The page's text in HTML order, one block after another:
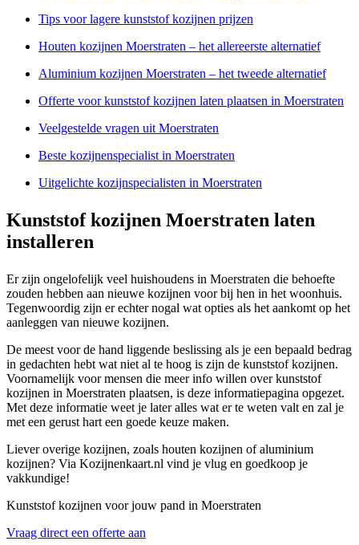
Tips voor lagere kunststof kozijnen prijzen
Houten kozijnen Moerstraten – het allereerste alternatief
Aluminium kozijnen Moerstraten – het tweede alternatief
Offerte voor kunststof kozijnen laten plaatsen in Moerstraten
Veelgestelde vragen uit Moerstraten
Beste kozijnenspecialist in Moerstraten
Uitgelichte kozijnspecialisten in Moerstraten
Kunststof kozijnen Moerstraten laten
installeren
Er zijn ongelofelijk veel huishoudens in Moerstraten die behoefte
zouden hebben aan nieuwe kozijnen voor bij hen in het woonhuis.
Tegenwoordig zijn er echter nogal wat opties als het aankomt op het
aanleggen van nieuwe kozijnen.
De meest voor de hand liggende beslissing als je een bepaald bedrag
in gedachten hebt wat niet al te hoog is zijn de kunststof kozijnen.
Voornamelijk voor mensen die meer info willen over kunststof
kozijnen in Moerstraten plaatsen, is deze informatiepagina opgezet.
Met deze informatie weet je later alles wat er te weten valt en zal je
met een gerust hart een goede keuze maken.
Liever overige kozijnen, zoals houten kozijnen of aluminium
kozijnen? Via Kozijnenkaart.nl vind je vlug en goedkoop je
vakkundige!
Kunststof kozijnen voor jouw pand in Moerstraten
Vraag direct een offerte aan